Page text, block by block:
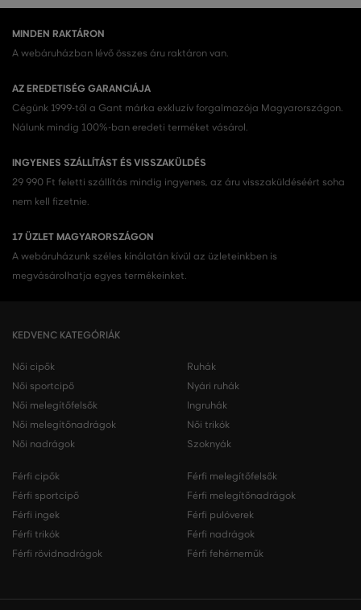
MINDEN RAKTÁRON
A webáruházban lévő összes áru raktáron van.
AZ EREDETISÉG GARANCIÁJA
Cégünk 1999-től a Gant márka exkluzív forgalmazója Magyarországon.
Nálunk mindig 100%-ban eredeti terméket vásárol.
INGYENES SZÁLLÍTÁST ÉS VISSZAKÜLDÉS
29 990 Ft feletti szállítás mindig ingyenes, az áru visszaküldéséért soha
nem kell fizetnie.
17 ÜZLET MAGYARORSZÁGON
A webáruházunk széles kínálatán kívül az üzleteinkben is
megvásárolhatja egyes termékeinket.
KEDVENC KATEGÓRIÁK
Női cipők
Női sportcipő
Női melegítőfelsők
Női melegítőnadrágok
Női nadrágok
Ruhák
Nyári ruhák
Ingruhák
Női trikók
Szoknyák
Férfi cipők
Férfi sportcipő
Férfi ingek
Férfi trikók
Férfi rövidnadrágok
Férfi melegítőfelsők
Férfi melegítőnadrágok
Férfi pulóverek
Férfi nadrágok
Férfi fehérneműk